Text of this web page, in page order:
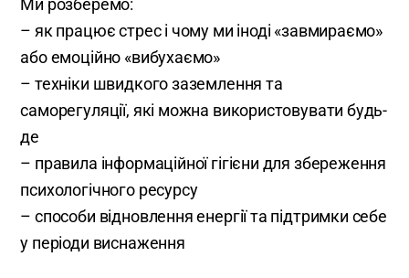
Ми розберемо:
– як працює стрес і чому ми іноді «завмираємо»
або емоційно «вибухаємо»
– техніки швидкого заземлення та
саморегуляції, які можна використовувати будь-
де
– правила інформаційної гігієни для збереження
психологічного ресурсу
– способи відновлення енергії та підтримки себе
у періоди виснаження